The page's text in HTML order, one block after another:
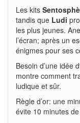
Les kits
tandis que Ludi
les plus jeunes.
l’écran; après un
énigmes pour ses
Besoin d’une idée
montre comment
ludique et sûr.
Règle d’or: une
évite 10 minutes